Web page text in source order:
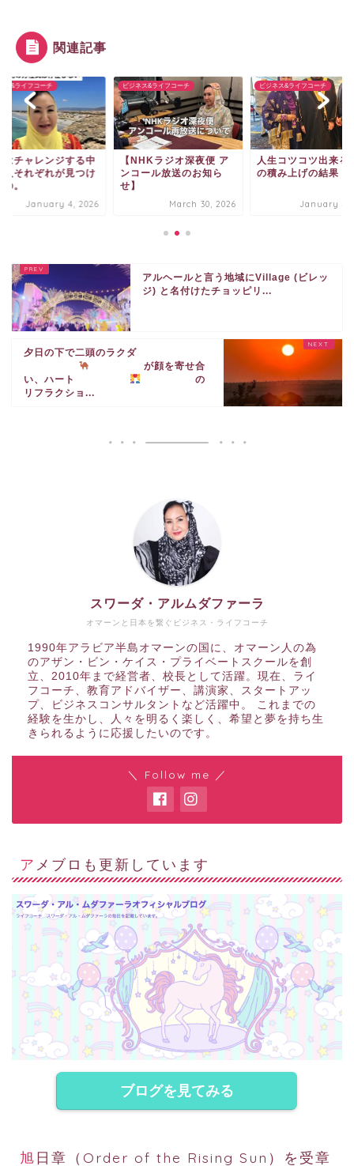
関連記事
ス&ライフコーチ
はチャレンジする中
人それぞれが見つけ
。
January 4, 2026
ビジネス&ライフコーチ
【NHKラジオ深夜便 ア
ンコール放送のお知ら
せ】
March 30, 2026
ビジネス&ライフコーチ
人生コツコツ出来る
の積み上げの結果
January 4,
アルヘールと言う地域にVillage (ビレッ
ジ) と名付けたチョッピリ...
夕日の下で二頭のラクダ
が顔を寄せ合
い、ハート
の
リフラクショ...
オマーンと日本を繋ぐビジネス・ライフコーチ
スワーダ・アルムダファーラ
1990年アラビア半島オマーンの国に、オマーン人の為
のアザン・ビン・ケイス・プライベートスクールを創
立、2010年まで経営者、校長として活躍。現在、ライ
フコーチ、教育アドバイザー、講演家、スタートアッ
プ、ビジネスコンサルタントなど活躍中。 これまでの
経験を生かし、人々を明るく楽しく、希望と夢を持ち生
きられるように応援したいのです。
＼ Follow me ／
アメブロも更新しています
ブログを見てみる
旭日章（Order of the Rising Sun）を受章